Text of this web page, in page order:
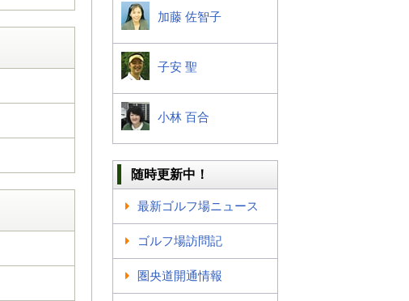
加藤 佐智子
子安 聖
小林 百合
随時更新中！
最新ゴルフ場ニュース
ゴルフ場訪問記
圏央道開通情報